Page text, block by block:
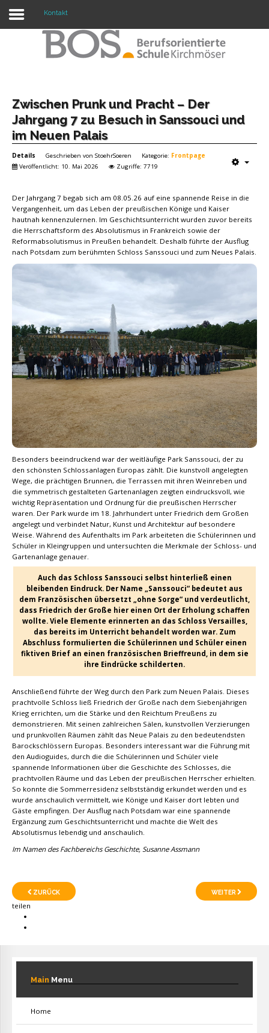
Warning: "continue" targeting switch is equivalent
Home
Profil
Termine
Mitwirkung
Kontakt
Kontakt
Zwischen Prunk und Pracht – Der
Jahrgang 7 zu Besuch in Sanssouci und
im Neuen Palais
Details Geschrieben von StoehrSoeren Kategorie: Frontpage
Veröffentlicht: 10. Mai 2026
Zugriffe: 7719
Der Jahrgang 7 begab sich am 08.05.26 auf eine spannende Reise in die
Vergangenheit, um das Leben der preußischen Könige und Kaiser
hautnah kennenzulernen. Im Geschichtsunterricht wurden zuvor bereits
die Herrschaftsform des Absolutismus in Frankreich sowie der
Reformabsolutismus in Preußen behandelt. Deshalb führte der Ausflug
nach Potsdam zum berühmten Schloss Sanssouci und zum Neues Palais.
Besonders beeindruckend war der weitläufige Park Sanssouci, der zu
den schönsten Schlossanlagen Europas zählt. Die kunstvoll angelegten
Wege, die prächtigen Brunnen, die Terrassen mit ihren Weinreben und
die symmetrisch gestalteten Gartenanlagen zeigten eindrucksvoll, wie
wichtig Repräsentation und Ordnung für die preußischen Herrscher
waren. Der Park wurde im 18. Jahrhundert unter Friedrich dem Großen
angelegt und verbindet Natur, Kunst und Architektur auf besondere
Weise. Während des Aufenthalts im Park arbeiteten die Schülerinnen und
Schüler in Kleingruppen und untersuchten die Merkmale der Schloss- und
Gartenanlage genauer.
Auch das Schloss Sanssouci selbst hinterließ einen
bleibenden Eindruck. Der Name „Sanssouci“ bedeutet aus
dem Französischen übersetzt „ohne Sorge“ und verdeutlicht,
dass Friedrich der Große hier einen Ort der Erholung schaffen
wollte. Viele Elemente erinnerten an das Schloss Versailles,
das bereits im Unterricht behandelt worden war. Zum
Abschluss formulierten die Schülerinnen und Schüler einen
fiktiven Brief an einen französischen Brieffreund, in dem sie
ihre Eindrücke schilderten.
Anschließend führte der Weg durch den Park zum Neuen Palais. Dieses
prachtvolle Schloss ließ Friedrich der Große nach dem Siebenjährigen
Krieg errichten, um die Stärke und den Reichtum Preußens zu
demonstrieren. Mit seinen zahlreichen Sälen, kunstvollen Verzierungen
und prunkvollen Räumen zählt das Neue Palais zu den bedeutendsten
Barockschlössern Europas. Besonders interessant war die Führung mit
den Audioguides, durch die die Schülerinnen und Schüler viele
spannende Informationen über die Geschichte des Schlosses, die
prachtvollen Räume und das Leben der preußischen Herrscher erhielten.
So konnte die Sommerresidenz selbstständig erkundet werden und es
wurde anschaulich vermittelt, wie Könige und Kaiser dort lebten und
Gäste empfingen. Der Ausflug nach Potsdam war eine spannende
Ergänzung zum Geschichtsunterricht und machte die Welt des
Absolutismus lebendig und anschaulich.
Im Namen des Fachbereichs Geschichte, Susanne Assmann
ZURÜCK WEITER
teilen
Main Menu
Home